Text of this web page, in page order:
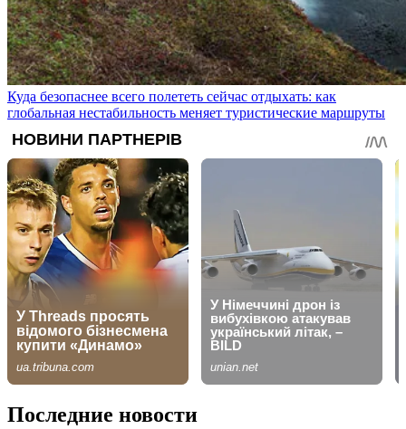
Куда безопаснее всего полететь сейчас отдыхать: как
глобальная нестабильность меняет туристические маршруты
Последние новости